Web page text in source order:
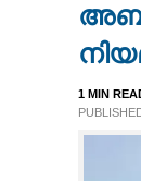
NEWS 360
CASE DIARY
1 MIN